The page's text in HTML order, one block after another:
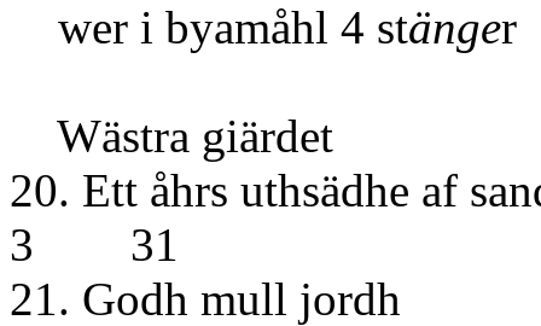
wer i byamåhl 4 stänger
Wästra giärdet
20. Ett åhrs
3 31
21.